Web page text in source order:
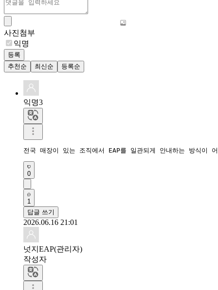
사진첨부
익명
등록
추천순
최신순 등록순
익명3
전국 매장이 있는 조직에서 EAP를 일관되게 안내하는 방식이
0
1
답글 쓰기
2026.06.16 21:01
넛지EAP(관리자)
작성자